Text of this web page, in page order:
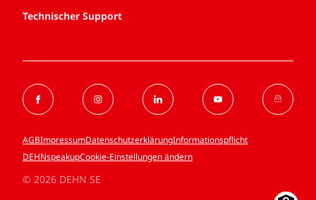
Technischer Support
AGBImpressumDatenschutzerklärungInformationspflicht
DEHNspeakupCookie-Einstellungen ändern
© 2026 DEHN SE